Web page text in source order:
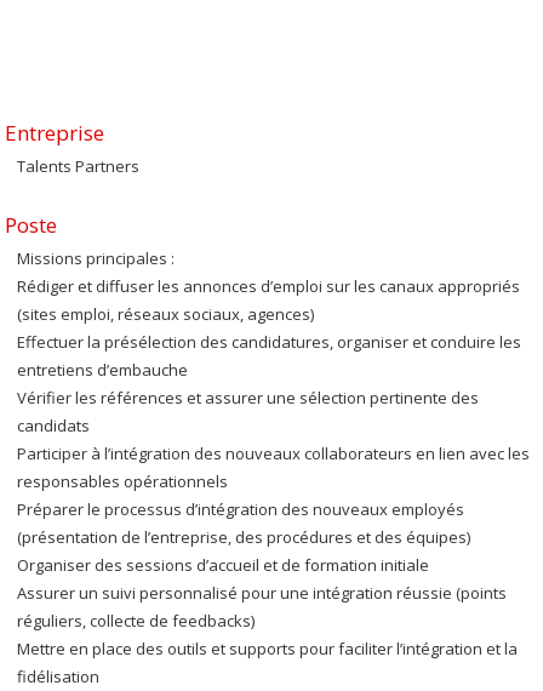
Entreprise
Talents Partners
Poste
Missions principales :
Rédiger et diffuser les annonces d’emploi sur les canaux appropriés
(sites emploi, réseaux sociaux, agences)
Effectuer la présélection des candidatures, organiser et conduire les
entretiens d’embauche
Vérifier les références et assurer une sélection pertinente des
candidats
Participer à l’intégration des nouveaux collaborateurs en lien avec les
responsables opérationnels
Préparer le processus d’intégration des nouveaux employés
(présentation de l’entreprise, des procédures et des équipes)
Organiser des sessions d’accueil et de formation initiale
Assurer un suivi personnalisé pour une intégration réussie (points
réguliers, collecte de feedbacks)
Mettre en place des outils et supports pour faciliter l’intégration et la
fidélisation